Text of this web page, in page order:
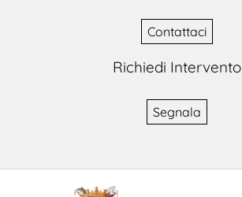
Contattaci
Richiedi Intervento
Segnala